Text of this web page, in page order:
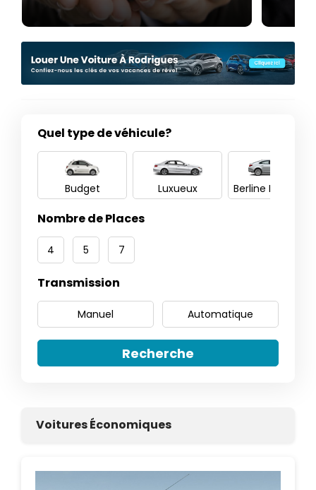
Quel type de véhicule?
Budget Luxueux Berline Familiale
Nombre de Places
4 5 7
Transmission
Manuel Automatique
Recherche
Voitures Économiques